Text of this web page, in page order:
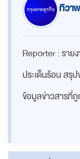
ทิวา
Reporter : รา
ประเด็นร้อน สรุ
ข้อมูลข่าวสารที่